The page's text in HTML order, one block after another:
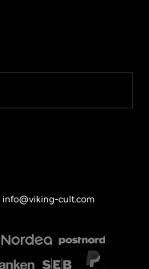
info@viking-cult.com